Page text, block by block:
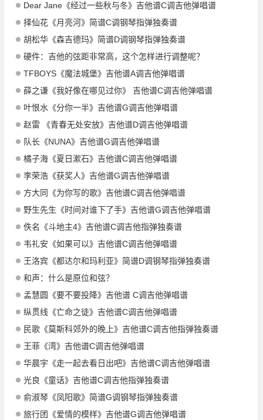
Dear Jane《经过一些秋与冬》吉他谱C调吉他弹唱谱
择仙花《月亮河》简谱C调钢琴指弹独奏谱
胡松华《森吉德玛》简谱D调钢琴指弹独奏谱
硬件：吉他的弦距非常高，这个怎样进行调整呢？
TFBOYS《魔法城堡》吉他谱A调吉他弹唱谱
薛之谦《我好像在哪见过你》 吉他谱C调吉他弹唱谱
叶恨水《分你一半》吉他谱G调吉他弹唱谱
赵雷 《青春无处安放》吉他谱D调吉他弹唱谱
队长《NUNA》吉他谱G调吉他弹唱谱
橘子海《夏日漱石》吉他谱C调吉他弹唱谱
李荣浩《获奖人》吉他谱G调吉他弹唱谱
方大同《为你写的歌》吉他谱C调吉他弹唱谱
野生先生《时间对谁下了手》吉他谱G调吉他弹唱谱
佚名《斗地主4》吉他谱C调吉他指弹独奏谱
韦礼安《如果可以》吉他谱C调吉他弹唱谱
王洛宾《都达尔和玛利亚》简谱D调钢琴指弹独奏谱
和声：什么是原位和弦？
孟慧圆《要不要投降》吉他谱 C调吉他弹唱谱
纵贯线《亡命之徒》吉他谱C调吉他弹唱谱
民歌《莫斯科郊外的晚上》吉他谱C调吉他指弹独奏谱
王菲《湾》吉他谱C调吉他弹唱谱
华晨宇《走一起去看日出吧》吉他谱C调吉他弹唱谱
光良《童话》吉他谱C调吉他指弹独奏谱
俞淑琴《凤阳歌》简谱G调钢琴指弹独奏谱
旅行团《爱情的模样》吉他谱G调吉他弹唱谱